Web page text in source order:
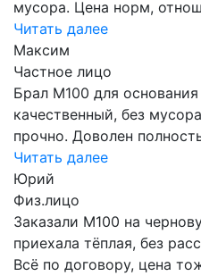
мусора. Цена норм,
Читать далее
Максим
Частное лицо
Брал М100 для
качественный, без
прочно. Доволен
Читать далее
Юрий
Физ.лицо
Заказали М100 на
приехала тёплая, без
Всё по договору, цена